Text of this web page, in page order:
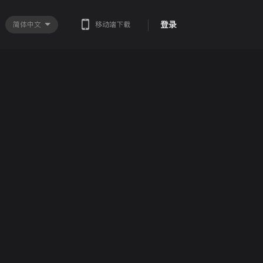
登录
移动端下载
简体中文